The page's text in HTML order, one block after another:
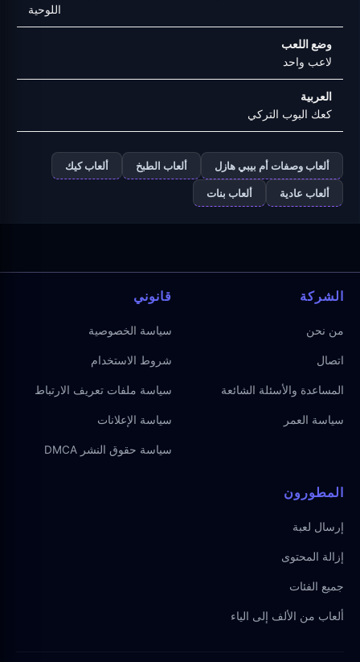
اللوحية
وضع اللعب
لاعب واحد
العربية
كعك البوب التركي
ألعاب وصفات أم بيبي هازل ألعاب الطبخ ألعاب كيك
ألعاب عادية ألعاب بنات
الشركة
من نحن
اتصال
المساعدة والأسئلة الشائعة
سياسة العمر
قانوني
سياسة الخصوصية
شروط الاستخدام
سياسة ملفات تعريف الارتباط
سياسة الإعلانات
سياسة حقوق النشر DMCA
المطورون
إرسال لعبة
إزالة المحتوى
جميع الفئات
ألعاب من الألف إلى الياء